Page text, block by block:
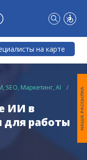
на карте
SEO, Маркетинг, AI
ИИ в
для работы
НАША РАССЫЛКА